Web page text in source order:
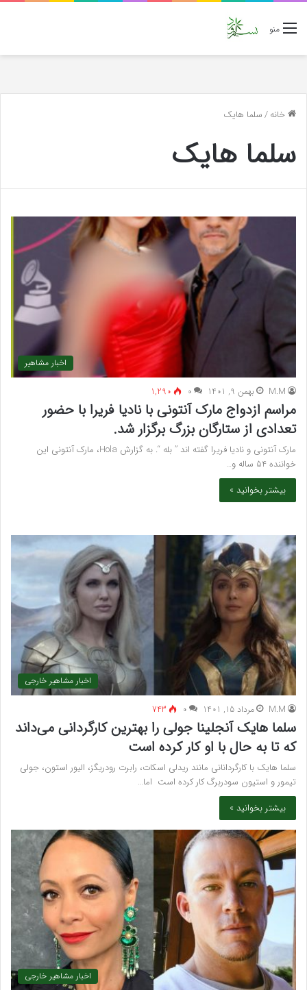
منو
خانه/سلما هایک
سلما هایک
اخبار مشاهیر
M.M بهمن 9, 1401 ۰ 1,290
مراسم ازدواج مارک آنتونی با نادیا فریرا با حضور
تعدادی از ستارگان بزرگ برگزار شد.
مارک آنتونی و نادیا فریرا گفته اند ” بله “. به گزارش Hola، مارک آنتونی این
خواننده 54 ساله و…
بیشتر بخوانید »
اخبار مشاهیر خارجی
M.M مرداد 15, 1401 ۰ 743
سلما هایک آنجلینا جولی را بهترین کارگردانی می‌داند
که تا به حال با او کار کرده است
سلما هایک با کارگردانانی مانند ریدلی اسکات، رابرت رودریگز، الیور استون، جولی
تیمور و استیون سودربرگ کار کرده است اما…
بیشتر بخوانید »
اخبار مشاهیر خارجی